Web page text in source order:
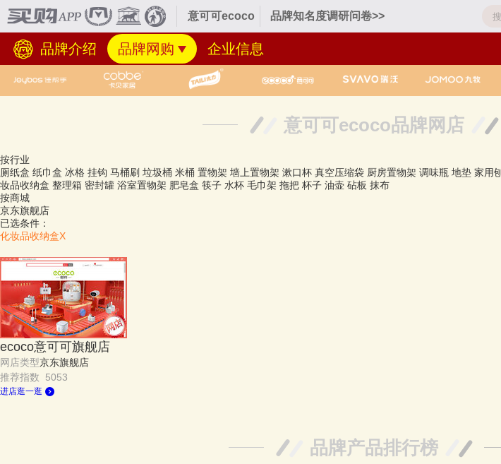
意可可ecoco 品牌知名度调研问卷>>
品牌介绍 品牌网购 企业信息
意可可ecoco品牌网店
按行业
厕纸盒 纸巾盒 冰格 挂钩 马桶刷 垃圾桶 米桶 置物架 墙上置物架 漱口杯 真空压缩袋 厨房置物架 调味瓶 地垫 家用
妆品收纳盒 整理箱 密封罐 浴室置物架 肥皂盒 筷子 水杯 毛巾架 拖把 杯子 油壶 砧板 抹布
按商城
京东旗舰店
已选条件：
化妆品收纳盒X
ecoco意可可旗舰店
网店类型京东旗舰店
推荐指数 5053
进店逛一逛
品牌产品排行榜